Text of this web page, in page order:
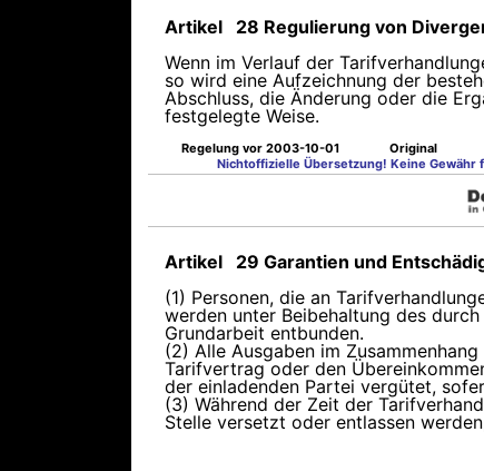
Artikel 28 Regulierung von
Wenn im Verlauf der
so wird eine Aufzeichnung der
Abschluss, die Änderung oder die
festgelegte Weise.
Regelung vor 2003-10-01
Original
Nichtoffizielle Übersetzung! Keine Gewähr
Artikel 29 Garantien und
(1) Personen, die an
werden unter Beibehaltung des
Grundarbeit entbunden.
(2) Alle Ausgaben im
Tarifvertrag oder den
der einladenden Partei vergütet,
(3) Während der Zeit der
Stelle versetzt oder entlassen